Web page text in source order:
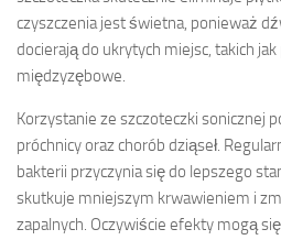
czyszczenia jest świetna, ponieważ
docierają do ukrytych miejsc, takich
międzyzębowe.
Korzystanie ze szczoteczki sonicznej
próchnicy oraz chorób dziąseł.
bakterii przyczynia się do lepszego
skutkuje mniejszym krwawieniem i
zapalnych. Oczywiście efekty mogą